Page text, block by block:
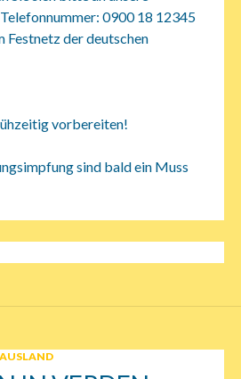
0900 18 12345
Festnetz der deutschen
vorbereiten!
sind bald ein Muss